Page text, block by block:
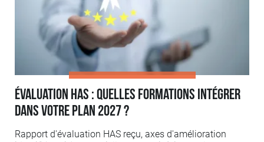
Évaluation HAS : quelles formations intégrer
dans votre plan 2027 ?
Rapport d'évaluation HAS reçu, axes d'amélioration